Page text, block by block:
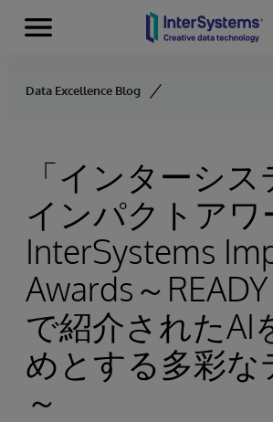
Skip to content
Menu
Data Excellence Blog
「インターシ
インパクトアワ
InterSystems
Awards～
で紹介されたAI
めとする多彩な
～